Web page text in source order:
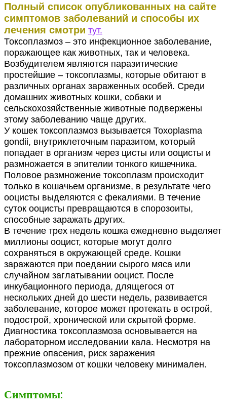
Полный список опубликованных на сайте
симптомов заболеваний и способы их
лечения смотри тут.
Токсоплазмоз – это инфекционное заболевание,
поражающее как животных, так и человека.
Возбудителем являются паразитические
простейшие – токсоплазмы, которые обитают в
различных органах зараженных особей. Среди
домашних животных кошки, собаки и
сельскохозяйственные животные подвержены
этому заболеванию чаще других.
У кошек токсоплазмоз вызывается Toхoрlasma
gondii, внутриклеточным паразитом, который
попадает в организм через цисты или ооцисты и
размножается в эпителии тонкого кишечника.
Половое размножение токсоплазм происходит
только в кошачьем организме, в результате чего
ооцисты выделяются с фекалиями. В течение
суток ооцисты превращаются в спорозоиты,
способные заражать других.
В течение трех недель кошка ежедневно выделяет
миллионы ооцист, которые могут долго
сохраняться в окружающей среде. Кошки
заражаются при поедании сырого мяса или
случайном заглатывании ооцист. После
инкубационного периода, длящегося от
нескольких дней до шести недель, развивается
заболевание, которое может протекать в острой,
подострой, хронической или скрытой форме.
Диагностика токсоплазмоза основывается на
лабораторном исследовании кала. Несмотря на
прежние опасения, риск заражения
токсоплазмозом от кошки человеку минимален.
Симптомы: